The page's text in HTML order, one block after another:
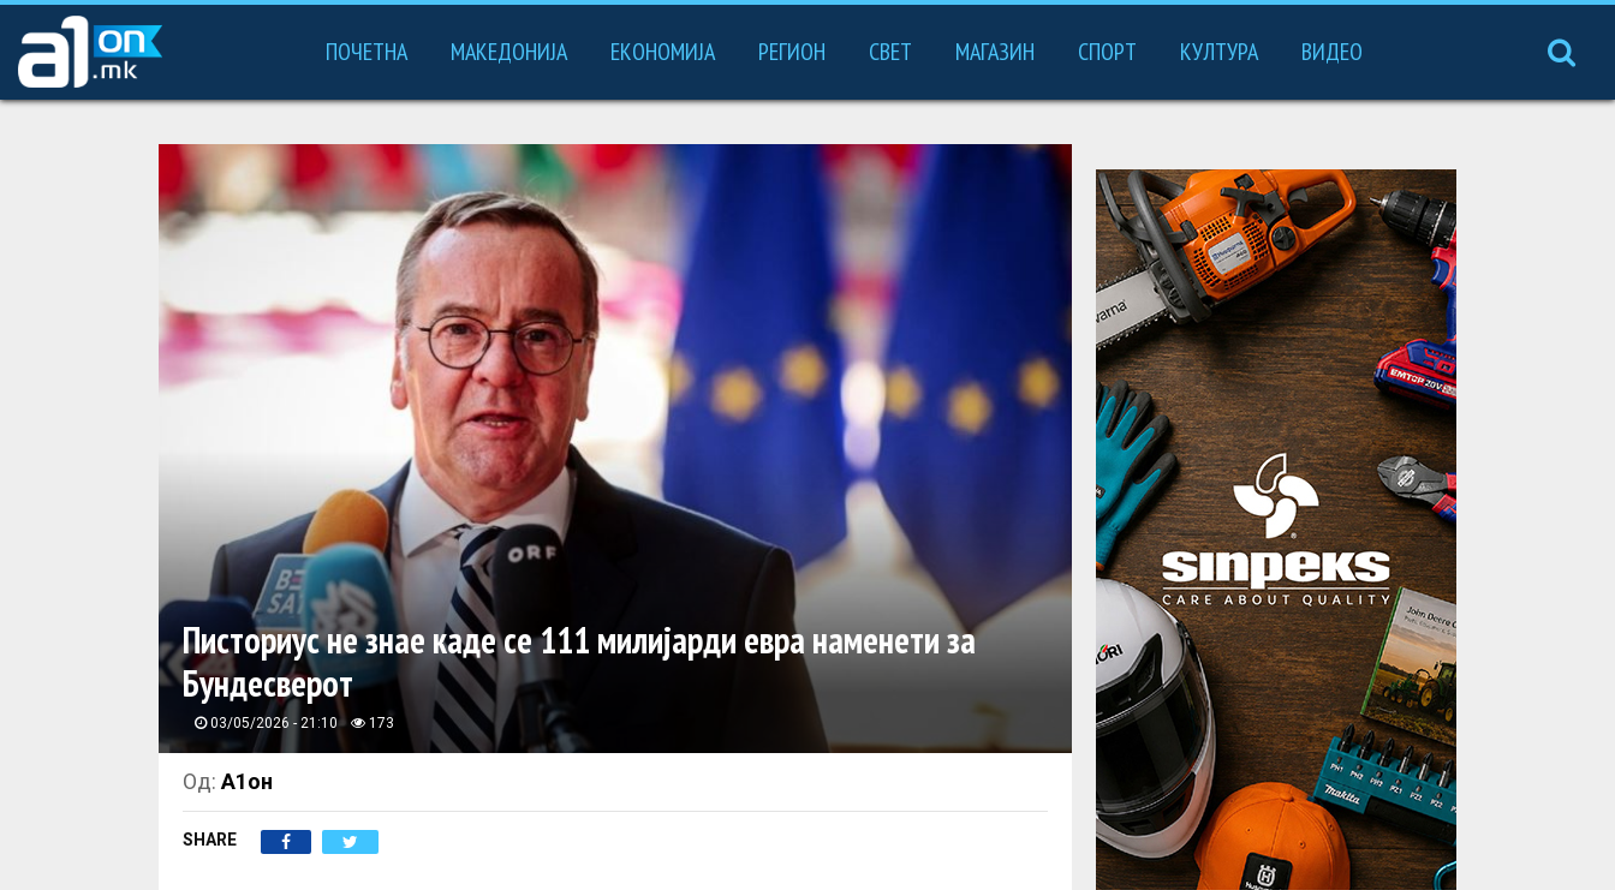
ПОЧЕТНА МАКЕДОНИЈА ЕКОНОМИЈА РЕГИОН СВЕТ МАГАЗИН СПОРТ КУЛТУРА ВИДЕО
Писториус не знае каде се 111 милијарди евра наменети за
Бундесверот
03/05/2026 - 21:10 173
Од: А1он
SHARE